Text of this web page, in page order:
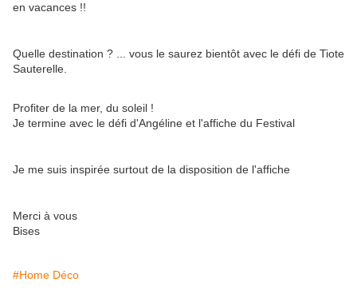
en vacances !!
Quelle destination ? ... vous le saurez bientôt avec le défi de Tiote
Sauterelle.
Profiter de la mer, du soleil !
Je termine avec le défi d'Angéline et l'affiche du Festival
Je me suis inspirée surtout de la disposition de l'affiche
Merci à vous
Bises
#Home Déco